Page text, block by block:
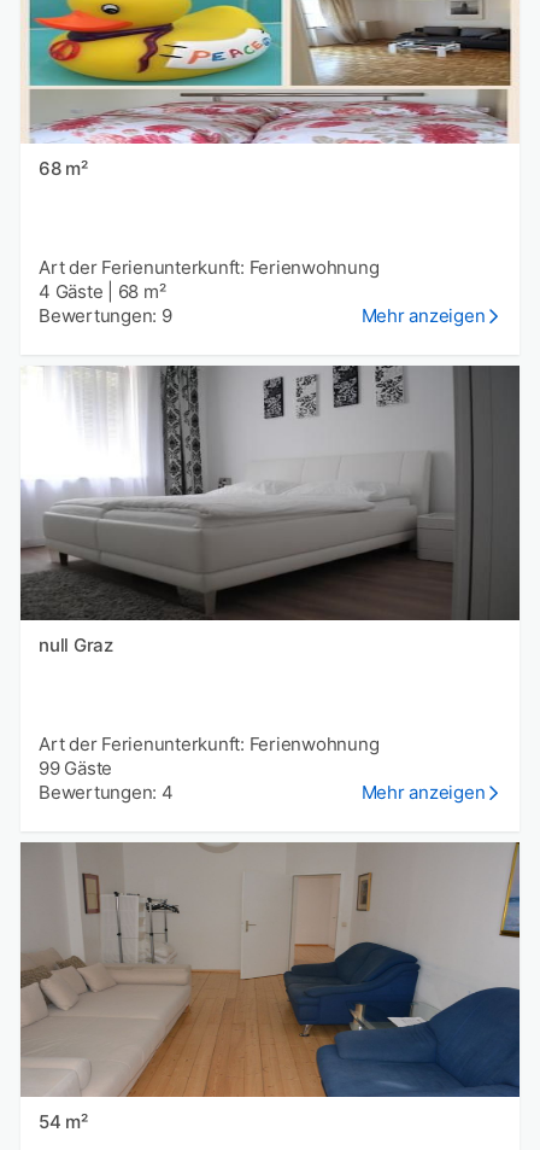
68 m²
Art der Ferienunterkunft: Ferienwohnung
4 Gäste
68 m²
Bewertungen: 9
Mehr anzeigen
null Graz
Art der Ferienunterkunft: Ferienwohnung
99 Gäste
Bewertungen: 4
Mehr anzeigen
54 m²